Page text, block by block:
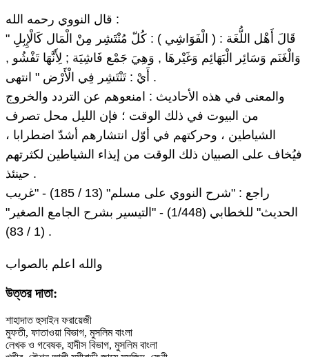
قال النووي رحمه الله :
" قَالَ أَهْل اللُّغَة : ( الْفَوَاشِي ) : كُلّ مُنْتَشِر مِنْ الْمَال كَالْإِبِلِ
وَالْغَنَم وَسَائِر الْبَهَائِم وَغَيْرهَا , وَهِيَ جَمْع فَاشِيَة ; لِأَنَّهَا تَفْشُو ,
أَيْ : تَنْتَشِر فِي الْأَرْض " انتهى .
والمعنى في هذه الأحاديث : امنعوهم عن التردد والخروج
من البيوت في ذلك الوقت ؛ فإن الليل محل تصرف
الشياطين ، وحركتهم في أوّل انتشارهم أشدّ اضطرابا ،
فيُخاف على الصبيان ذلك الوقت من إيذاء الشياطين لكثرتهم
حينئذ .
راجع : "شرح النووي على مسلم" (13 / 185) - "غريب
الحديث" للخطابي (1/448) - "التيسير بشرح الجامع الصغير"
(1 / 83) .
والله اعلم بالصواب
উত্তর দাতা:
শাহাদাত হুসাইন ফরায়েজী
মুফতী, ফাতাওয়া বিভাগ, মুসলিম বাংলা
লেখক ও গবেষক, হাদীস বিভাগ, মুসলিম বাংলা